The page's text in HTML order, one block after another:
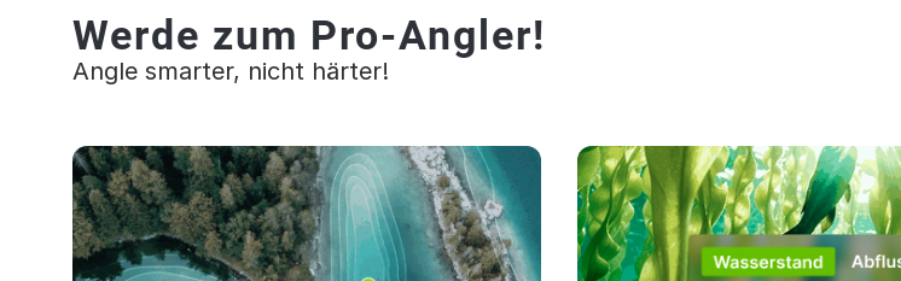
Werde zum Pro-Angler!
Angle smarter, nicht härter!